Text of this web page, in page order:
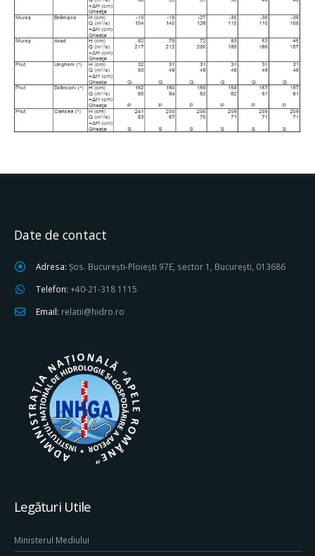
Date de contact
Adresa: Șos. București-Ploiești 97E, sector 1, București, 013686
Telefon: +40-21-318 1115
Email: relatii@hidro.ro
Legături Utile
Ministerul Mediului